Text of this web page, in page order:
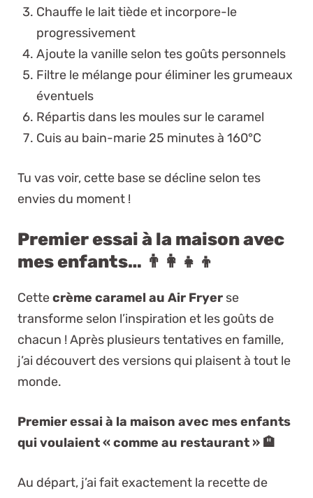
Chauffe le lait tiède et incorpore-le
progressivement
Ajoute la vanille selon tes goûts personnels
Filtre le mélange pour éliminer les grumeaux
éventuels
Répartis dans les moules sur le caramel
Cuis au bain-marie 25 minutes à 160°C
Tu vas voir, cette base se décline selon tes
envies du moment !
Premier essai à la maison avec
mes enfants… 👨‍👩‍👧‍👦
Cettecrème caramel au Air Fryer se
transforme selon l’inspiration et les goûts de
chacun ! Après plusieurs tentatives en famille,
j’ai découvert des versions qui plaisent à tout le
monde.
Premier essai à la maison avec mes enfants
qui voulaient « comme au restaurant » 🏨
Au départ, j’ai fait exactement la recette de